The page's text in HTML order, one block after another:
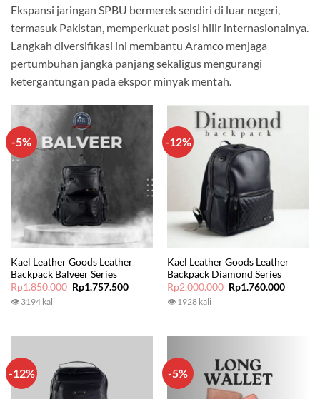
Ekspansi jaringan SPBU bermerek sendiri di luar negeri,
termasuk Pakistan, memperkuat posisi hilir internasionalnya.
Langkah diversifikasi ini membantu Aramco menjaga
pertumbuhan jangka panjang sekaligus mengurangi
ketergantungan pada ekspor minyak mentah.
-5%
Kael Leather Goods Leather
Backpack Balveer Series
Rp1.850.000 Original
price
Rp1.757.500Current
👁 3194 kali
-12%
Kael Leather Goods Leather
Backpack Diamond Series
Rp2.000.000 Original
price
Rp1.760.000Current
👁 1928 kali
-12% -5%